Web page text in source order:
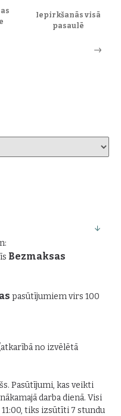
Iepirkšanās visā
pasaulē
Bezmaksas
pasūtījumiem virs 100
no izvēlētā
Pasūtījumi, kas veikti
darba dienā. Visi
tiks izsūtīti 7 stundu